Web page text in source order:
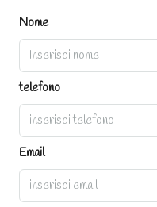
Nome
telefono
Email